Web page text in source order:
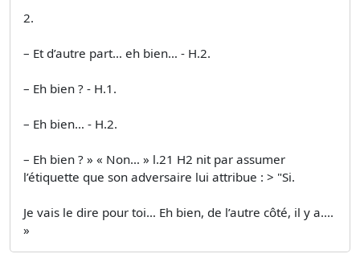
2.
– Et d’autre part… eh bien… - H.2.
– Eh bien ? - H.1.
– Eh bien… - H.2.
– Eh bien ? » « Non… » l.21 H2 nit par assumer
l’étiquette que son adversaire lui attribue : > "Si.
Je vais le dire pour toi… Eh bien, de l’autre côté, il y a....
»